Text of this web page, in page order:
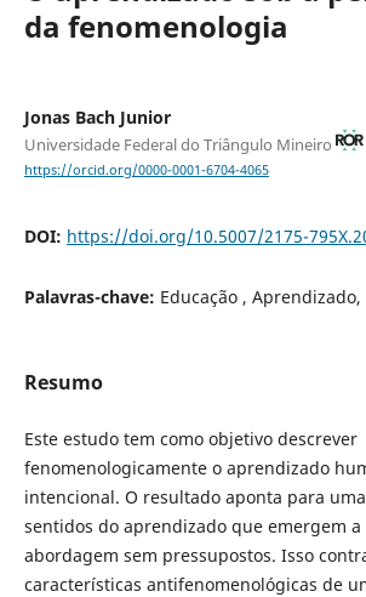
da fenomenologia
Jonas Bach Junior
Universidade Federal do Triângulo Mineiro
https://orcid.org/0000-0001-6704-4065
DOI: https://doi.org/10.5007/2175-
Palavras-chave: Educação ,
Resumo
Este estudo tem como objetivo descrever
fenomenologicamente o aprendizado
intencional. O resultado aponta para
sentidos do aprendizado que emergem
abordagem sem pressupostos. Isso
características antifenomenológicas de